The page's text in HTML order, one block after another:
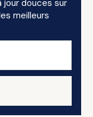
jour douces sur
meilleurs